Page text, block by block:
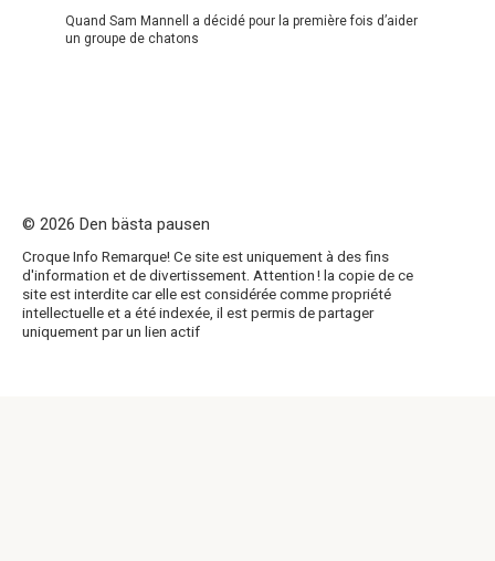
Quand Sam Mannell a décidé pour la première fois d’aider
un groupe de chatons
© 2026 Den bästa pausen
Croque Info Remarque! Ce site est uniquement à des fins
d'information et de divertissement. Attention ! la copie de ce
site est interdite car elle est considérée comme propriété
intellectuelle et a été indexée, il est permis de partager
uniquement par un lien actif